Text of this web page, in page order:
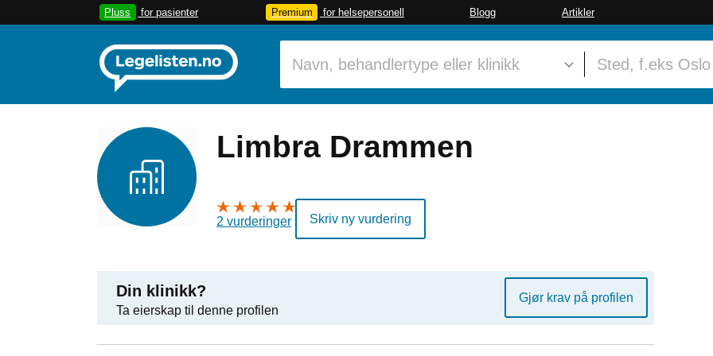
Pluss for pasienter Premium for helsepersonell Blogg Artikler
Limbra Drammen
2 vurderinger Skriv ny vurdering
Din klinikk?
Ta eierskap til denne profilen
Gjør krav på profilen